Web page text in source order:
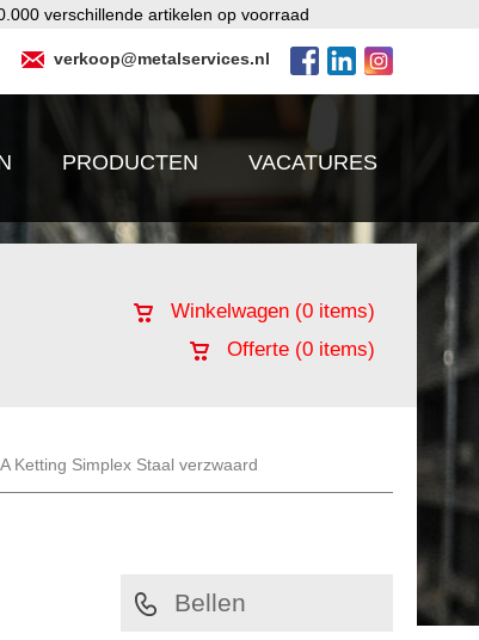
verschillende artikelen op voorraad
verkoop@metalservices.nl
PRODUCTEN VACATURES
Winkelwagen (0 items)
Offerte (0 items)
Ketting Simplex Staal verzwaard
Bellen